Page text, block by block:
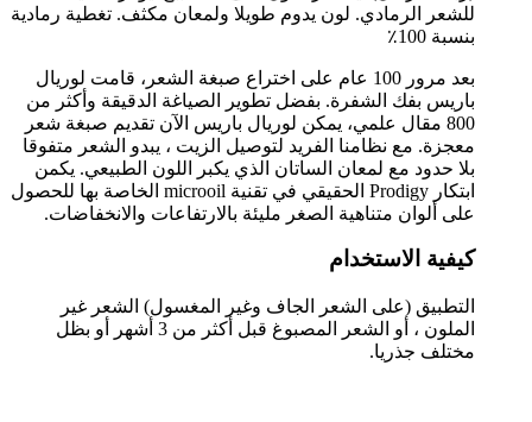
للشعر الرمادي. لون يدوم طويلا ولمعان مكثف. تغطية رمادية
بنسبة 100٪
بعد مرور 100 عام على اختراع صبغة الشعر، قامت لوريال
باريس بفك الشفرة. بفضل تطوير الصياغة الدقيقة وأكثر من
800 مقال علمي، يمكن لوريال باريس الآن تقديم صبغة شعر
معجزة. مع نظامنا الفريد لتوصيل الزيت ، يبدو الشعر متفوقا
بلا حدود مع لمعان الساتان الذي يكبر اللون الطبيعي. يكمن
ابتكار Prodigy الحقيقي في تقنية microoil الخاصة بها للحصول
على ألوان متناهية الصغر مليئة بالارتفاعات والانخفاضات.
كيفية الاستخدام
التطبيق (على الشعر الجاف وغير المغسول) الشعر غير
الملون ، أو الشعر المصبوغ قبل أكثر من 3 أشهر أو بظل
مختلف جذريا.